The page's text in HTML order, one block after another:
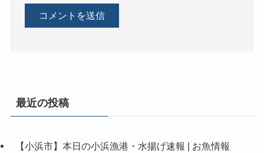
最近の投稿
【小浜市】本日の小浜漁港・水揚げ速報 | お魚情報